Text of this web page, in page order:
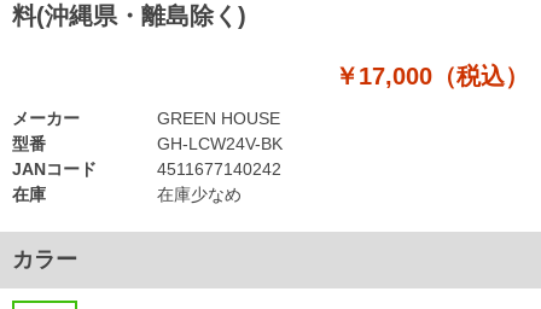
料(沖縄県・離島除く)
￥17,000（税込）
型番
GH-LCW24V-BK
JANコード
4511677140242
在庫
在庫少なめ
メーカー GREEN HOUSE
カラー